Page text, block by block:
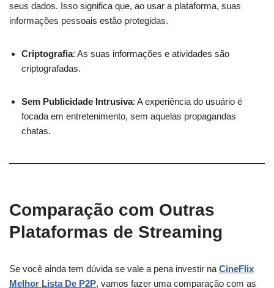
seus dados. Isso significa que, ao usar a plataforma, suas
informações pessoais estão protegidas.
Criptografia: As suas informações e atividades são
criptografadas.
Sem Publicidade Intrusiva: A experiência do usuário é
focada em entretenimento, sem aquelas propagandas
chatas.
Comparação com Outras
Plataformas de Streaming
Se você ainda tem dúvida se vale a pena investir na CineFlix
Melhor Lista De P2P, vamos fazer uma comparação com as